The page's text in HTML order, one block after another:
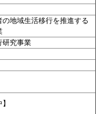
地域生活移行を推進する
研究事業